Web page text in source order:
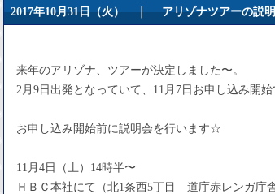
2017年10月31日（火） ｜アリゾナツアーの説
来年のアリゾナ、ツアーが決定しました〜。
2月9日出発となっていて、11月7日お申し込み開始
お申し込み開始前に説明会を行います☆
11月4日（土）14時半〜
ＨＢＣ本社にて（北1条西5丁目 道庁赤レンガ庁